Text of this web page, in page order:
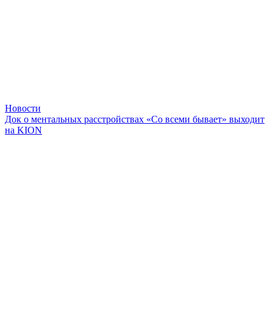
Новости
Док о ментальных расстройствах «Со всеми бывает» выходит
на KION